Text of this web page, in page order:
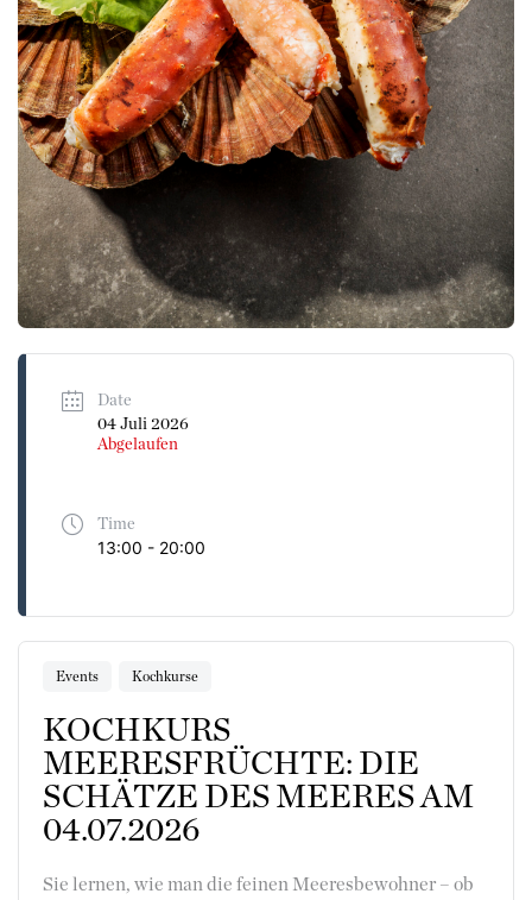
Date
04 Juli 2026
Abgelaufen
Time
13:00 - 20:00
Events Kochkurse
KOCHKURS
MEERESFRÜCHTE: DIE
SCHÄTZE DES MEERES AM
04.07.2026
Sie lernen, wie man die feinen Meeresbewohner – ob